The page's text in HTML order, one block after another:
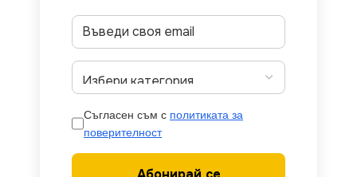
Съгласен съм с политиката за
поверителност